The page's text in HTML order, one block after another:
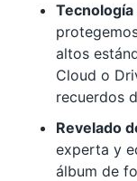
Tecnología
altos
Cloud o
recuerdos
Revelado
experta y
álbum de